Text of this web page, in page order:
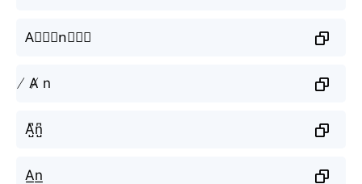
A⃒⃒⃒n⃒⃒⃒
̸ A̸ n
A̺͆n̺͆
A͟n͟